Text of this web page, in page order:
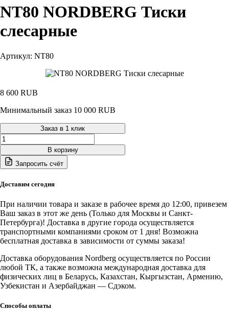
NT80 NORDBERG Тиски
слесарные
Артикул: NT80
8 600 RUB
Минимальный заказ 10 000 RUB
Заказ в 1 клик
Количество
товара
NT80
NORDBERG
слесарные
В корзину
Запросить счёт
Доставим сегодня
При наличии товара и заказе в рабочее время до 12:00, привезем
Ваш заказ в этот же день (Только для Москвы и Санкт-
Петербурга)! Доставка в другие города осуществляется
транспортными компаниями сроком от 1 дня! Возможна
бесплатная доставка в зависимости от суммы заказа!
Доставка оборудования Nordberg осуществляется по России
любой ТК, а также возможна международная доставка для
физических лиц в Беларусь, Казахстан, Кыргызстан, Армению,
Узбекистан и Азербайджан — Сдэком.
Способы оплаты